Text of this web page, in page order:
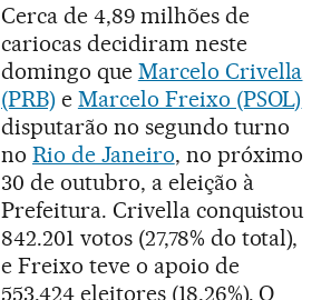
Cerca de 4,89 milhões de
cariocas decidiram neste
domingo que Marcelo Crivella
(PRB) e Marcelo Freixo (PSOL)
disputarão no segundo turno
no Rio de Janeiro, no próximo
30 de outubro, a eleição à
Prefeitura. Crivella conquistou
842.201 votos (27,78% do total),
e Freixo teve o apoio de
553.424 eleitores (18,26%). O